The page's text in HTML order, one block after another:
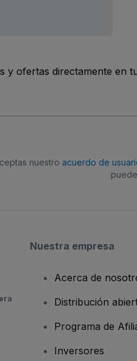
y ofertas directamente en
nuestro acuerdo de
Nuestra empresa
Acerca de
Distribución
Programa de
Inversores